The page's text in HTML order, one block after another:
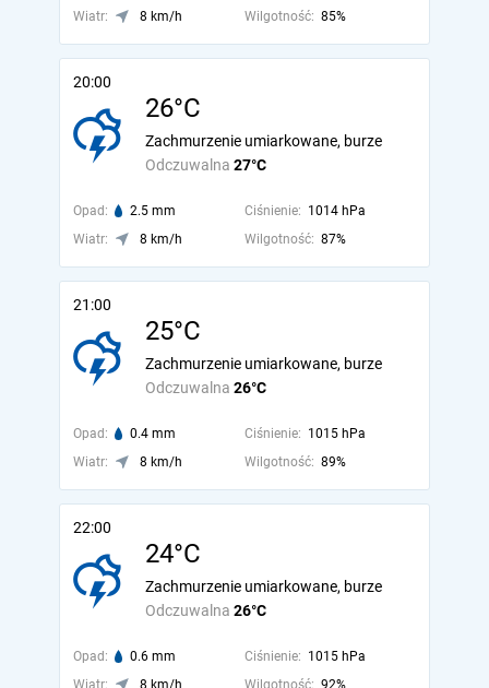
Wiatr:
8 km/h Wilgotność: 85%
20:00
26°C
Odczuwalna 27°C
Zachmurzenie umiarkowane, burze
Opad: 2.5 mm Ciśnienie: 1014 hPa
Wiatr:
8 km/h Wilgotność: 87%
21:00
25°C
Odczuwalna 26°C
Zachmurzenie umiarkowane, burze
Opad: 0.4 mm Ciśnienie: 1015 hPa
Wiatr:
8 km/h Wilgotność: 89%
22:00
24°C
Odczuwalna 26°C
Zachmurzenie umiarkowane, burze
Opad: 0.6 mm Ciśnienie: 1015 hPa
Wiatr:
8 km/h Wilgotność: 92%